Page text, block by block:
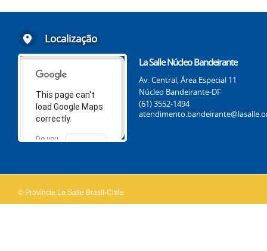
Localização
This page can't
load Google Maps
correctly.
Do you
OK
La Salle Núcleo Bandeirante
Av. Central, Área Especial 11
Núcleo Bandeirante-DF
(61) 3552-1494
© Província La Salle Brasil-Chile